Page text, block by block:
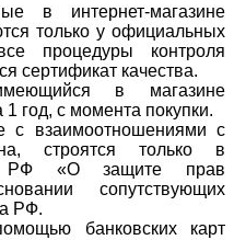
в интернет-магазине
только у официальных
процедуры контроля
сертификат качества.
в магазине
1 год, с момента покупки.
с взаимоотношениями с
строятся только в
РФ «О защите прав
сопутствующих
РФ.
банковских карт